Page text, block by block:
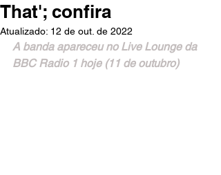
That'; confira
Atualizado: 12 de out. de 2022
A banda apareceu no Live Lounge da
BBC Radio 1 hoje (11 de outubro)